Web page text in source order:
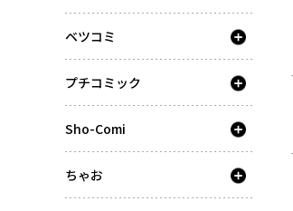
ベツコミ
プチコミック
Sho-Comi
ちゃお